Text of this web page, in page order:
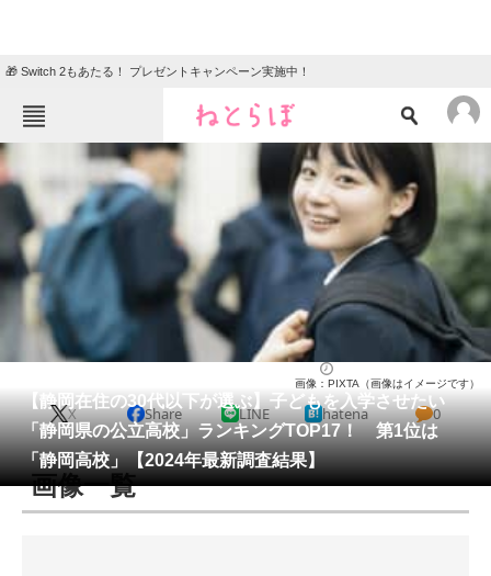
🎁 Switch 2もあたる！ プレゼントキャンペーン実施中！
ねとらぼメニュー
TOP ニュース
エンタメ クイズ
グルメ
住まい 教育・育児
リサーチ
会員記事
メディア
注目記事を集めた総合ページ
【静岡在住の30代以下が選ぶ】子どもを入学させたい
「静岡県の公立高校」ランキングTOP17！ 第1位は
「静岡高校」【2024年最新調査結果】
画像：PIXTA（画像はイメージです）
X Share LINE hatena 0
画像一覧